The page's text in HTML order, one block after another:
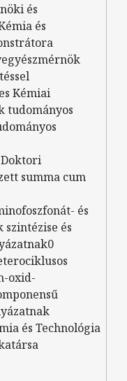
és
és
Kémiai
tudományos
Doktori
summa cum
és
és
oxid-
és Technológia